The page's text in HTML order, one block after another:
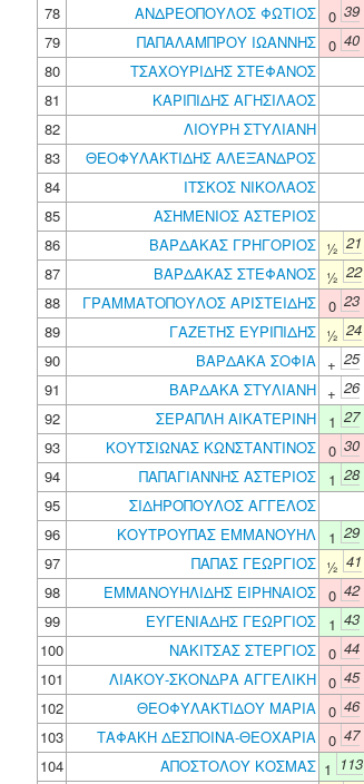
78
ΑΝΔΡΕΟΠΟΥΛΟΣ ΦΩΤΙΟΣ 0 39
79
ΠΑΠΑΛΑΜΠΡΟΥ ΙΩΑΝΝΗΣ 0 40
80
ΤΣΑΧΟΥΡΙΔΗΣ ΣΤΕΦΑΝΟΣ
81
ΚΑΡΙΠΙΔΗΣ ΑΓΗΣΙΛΑΟΣ
82
ΛΙΟΥΡΗ ΣΤΥΛΙΑΝΗ
83
ΘΕΟΦΥΛΑΚΤΙΔΗΣ ΑΛΕΞΑΝΔΡΟΣ
84
ΙΤΣΚΟΣ ΝΙΚΟΛΑΟΣ
85
ΑΣΗΜΕΝΙΟΣ ΑΣΤΕΡΙΟΣ
86
ΒΑΡΔΑΚΑΣ ΓΡΗΓΟΡΙΟΣ ½ 21
87
ΒΑΡΔΑΚΑΣ ΣΤΕΦΑΝΟΣ ½ 22
88
ΓΡΑΜΜΑΤΟΠΟΥΛΟΣ ΑΡΙΣΤΕΙΔΗΣ 0 23
89
ΓΑΖΕΤΗΣ ΕΥΡΙΠΙΔΗΣ ½ 24
90
ΒΑΡΔΑΚΑ ΣΟΦΙΑ + 25
91
ΒΑΡΔΑΚΑ ΣΤΥΛΙΑΝΗ + 26
92
ΣΕΡΑΠΛΗ ΑΙΚΑΤΕΡΙΝΗ 1 27
93
ΚΟΥΤΣΙΩΝΑΣ ΚΩΝΣΤΑΝΤΙΝΟΣ 0 30
94
ΠΑΠΑΓΙΑΝΝΗΣ ΑΣΤΕΡΙΟΣ 1 28
95
ΣΙΔΗΡΟΠΟΥΛΟΣ ΑΓΓΕΛΟΣ
96
ΚΟΥΤΡΟΥΠΑΣ ΕΜΜΑΝΟΥΗΛ 1 29
97
ΠΑΠΑΣ ΓΕΩΡΓΙΟΣ ½ 41
98
ΕΜΜΑΝΟΥΗΛΙΔΗΣ ΕΙΡΗΝΑΙΟΣ 0 42
99
ΕΥΓΕΝΙΑΔΗΣ ΓΕΩΡΓΙΟΣ 1 43
100
ΝΑΚΙΤΣΑΣ ΣΤΕΡΓΙΟΣ 0 44
101
ΛΙΑΚΟΥ-ΣΚΟΝΔΡΑ ΑΓΓΕΛΙΚΗ 0 45
102
ΘΕΟΦΥΛΑΚΤΙΔΟΥ ΜΑΡΙΑ 0 46
103
ΤΑΦΑΚΗ ΔΕΣΠΟΙΝΑ-ΘΕΟΧΑΡΙΑ 0 47
104
ΑΠΟΣΤΟΛΟΥ ΚΟΣΜΑΣ 1 113